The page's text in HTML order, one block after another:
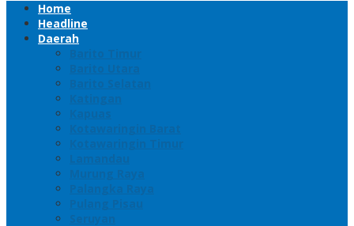
Home
Headline
Daerah
Barito Timur
Barito Utara
Barito Selatan
Katingan
Kapuas
Kotawaringin Barat
Kotawaringin Timur
Lamandau
Murung Raya
Palangka Raya
Pulang Pisau
Seruyan